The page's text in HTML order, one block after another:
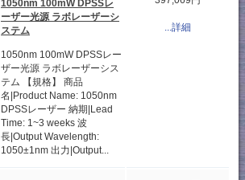
1050nm 100mW DPSSレ
ーザー光源 ラボレーザーシ
ステム
1050nm 100mW DPSSレー
ザー光源 ラボレーザーシス
テム 【規格】 商品
名|Product Name: 1050nm
DPSSレーザー 納期|Lead
Time: 1~3 weeks 波
長|Output Wavelength:
1050±1nm 出力|Output...
...詳細